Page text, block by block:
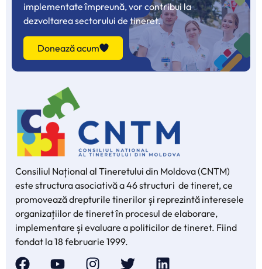
implementate împreună, vor contribui la
dezvoltarea sectorului de tineret.
Donează acum
Consiliul Național al Tineretului din Moldova (CNTM)
este structura asociativă a 46 structuri de tineret, ce
promovează drepturile tinerilor și reprezintă interesele
organizațiilor de tineret în procesul de elaborare,
implementare și evaluare a politicilor de tineret. Fiind
fondat la 18 februarie 1999.